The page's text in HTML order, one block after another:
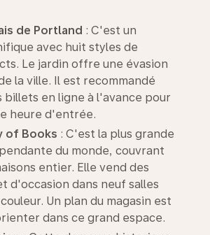
de Portland : C'est un
avec huit styles de
Le jardin offre une évasion
la ville. Il est recommandé
en ligne à l'avance pour
heure d'entrée.
of Books : C'est la plus grande
du monde, couvrant
entier. Elle vend des
d'occasion dans neuf salles
Un plan du magasin est
dans ce grand espace.